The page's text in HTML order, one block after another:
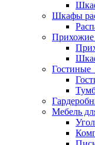
Шкафы
Прихожие
Гостиные
Мебель